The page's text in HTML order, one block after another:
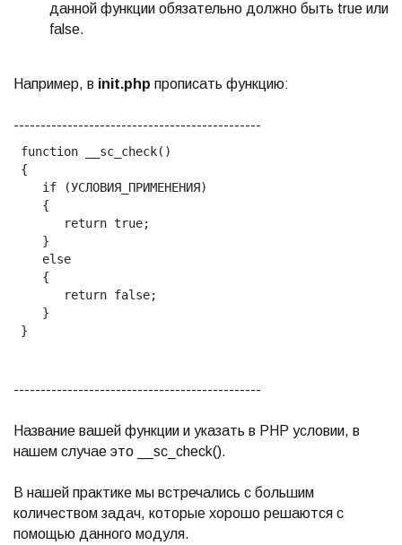
данной функции обязательно должно быть true или
false.
Например, в init.php прописать функцию:
----------------------------------------------
function __sc_check()
{
if (УСЛОВИЯ_ПРИМЕНЕНИЯ)
{
return true;
}
else
{
return false;
}
----------------------------------------------
Название вашей функции и указать в PHP условии, в
нашем случае это __sc_check().
В нашей практике мы встречались с большим
количеством задач, которые хорошо решаются с
помощью данного модуля.